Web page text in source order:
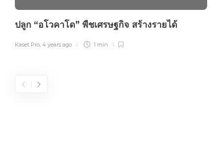
ปลูก “อโวคาโด” พืชเศรษฐกิจ สร้างรายได้
Kaset Pro, 4 years ago 1 min